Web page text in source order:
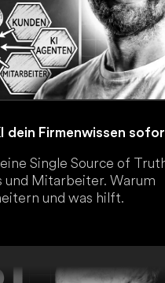
dein Firmenwissen
Single Source of
und Mitarbeiter. Warum
und was hilft.